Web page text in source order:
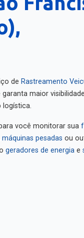
de Rastreamento
garanta maior
você monitorar sua
máquinas pesadas
ou
geradores de energia